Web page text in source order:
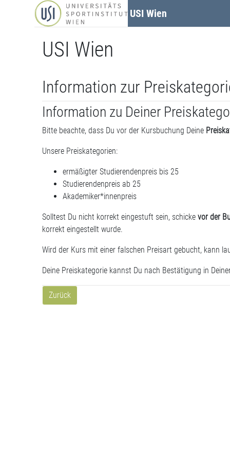
Zum Hauptinhalt
USI Wien
USI Wien
Information zur
Information zu Deiner
Bitte beachte, dass Du vor der Kursbuchung Deine
Unsere Preiskategorien:
ermäßigter Studierendenpreis bis 25
Studierendenpreis ab 25
Akademiker*innenpreis
Solltest Du nicht korrekt eingestuft sein, schickevor der
korrekt eingestellt wurde.
Wird der Kurs mit einer falschen Preisart gebucht, kann
Deine Preiskategorie kannst Du nach Bestätigung in
Zurück